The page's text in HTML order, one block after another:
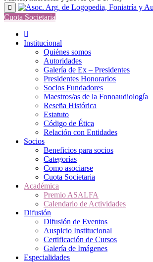
Cuota Societaria
Institucional
Quiénes somos
Autoridades
Galería de Ex – Presidentes
Presidentes Honorarios
Socios Fundadores
Maestros/as de la Fonoaudiología
Reseña Histórica
Estatuto
Código de Ética
Relación con Entidades
Socios
Beneficios para socios
Categorías
Como asociarse
Cuota Societaria
Académica
Premio ASALFA
Calendario de Actividades
Difusión
Difusión de Eventos
Auspicio Institucional
Certificación de Cursos
Galería de Imágenes
Especialidades